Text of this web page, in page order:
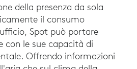
della presenza da sola
il consumo
Spot può portare
con le sue capacità di
Offrendo informazioni